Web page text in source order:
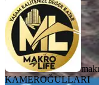
KAMEROĞULLARI